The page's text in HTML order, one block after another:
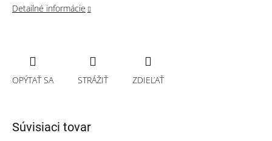
Detailné informácie
OPÝTAŤ SA STRÁŽIŤ ZDIEĽAŤ
Súvisiaci tovar